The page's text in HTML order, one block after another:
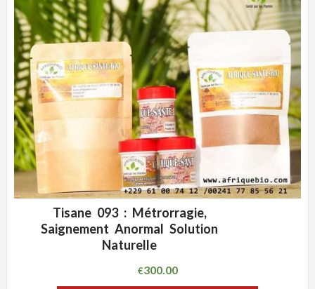
ADD WISHLIST
Tisane 093 : Métrorragie,
Saignement Anormal Solution
Naturelle
€300.00